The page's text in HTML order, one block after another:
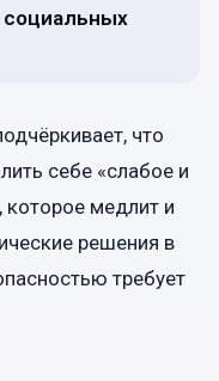
социальных
что
себе «слабое и
которое медлит и
решения в
требует